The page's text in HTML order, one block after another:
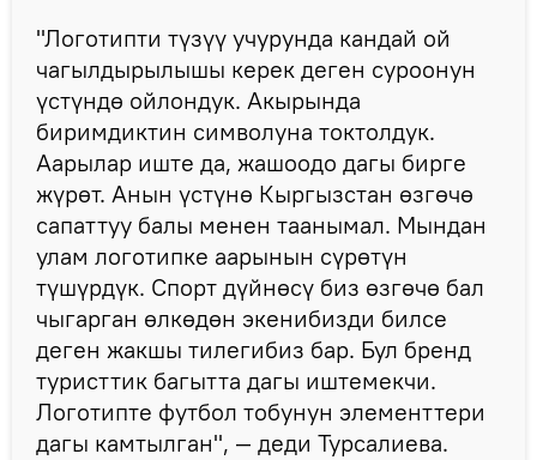
"Логотипти түзүү учурунда кандай ой
чагылдырылышы керек деген суроонун
үстүндө ойлондук. Акырында
биримдиктин символуна токтолдук.
Аарылар иште да, жашоодо дагы бирге
жүрөт. Анын үстүнө Кыргызстан өзгөчө
сапаттуу балы менен таанымал. Мындан
улам логотипке аарынын сүрөтүн
түшүрдүк. Спорт дүйнөсү биз өзгөчө бал
чыгарган өлкөдөн экенибизди билсе
деген жакшы тилегибиз бар. Бул бренд
туристтик багытта дагы иштемекчи.
Логотипте футбол тобунун элементтери
дагы камтылган", — деди Турсалиева.